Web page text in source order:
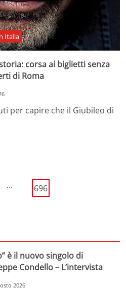
Italia
corsa ai biglietti senza
di Roma
per capire che il Giubileo di
... 696
è il nuovo singolo di
Condello – L’intervista
2026